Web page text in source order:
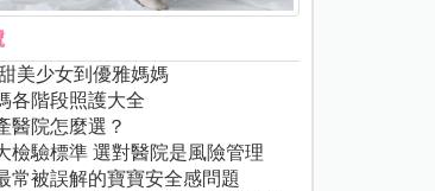
美少女到優雅媽媽
各階段照護大全
醫院怎麼選？
檢驗標準 選對醫院是風險管理
常被誤解的寶寶安全感問題